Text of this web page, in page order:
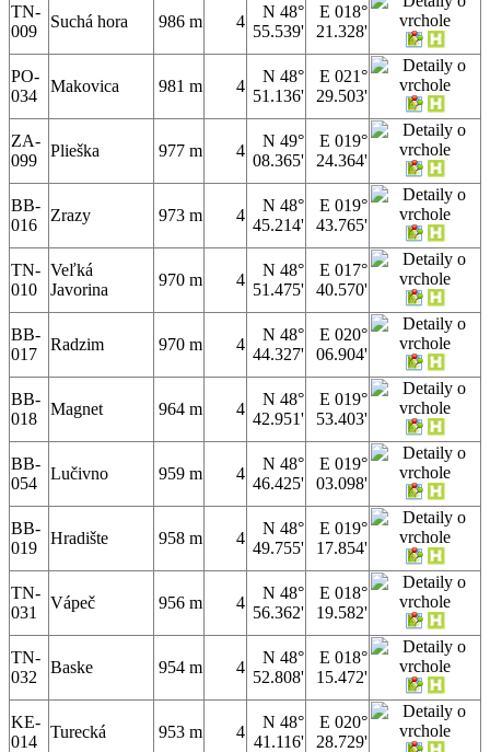
TN-
009
Suchá hora 986 m 4
N 48°
55.539'
E 018°
21.328'
PO-
034
Makovica 981 m 4
N 48°
51.136'
E 021°
29.503'
ZA-
099
Plieška 977 m 4
N 49°
08.365'
E 019°
24.364'
BB-
016
Zrazy 973 m 4
N 48°
45.214'
E 019°
43.765'
TN-
010
Veľká
Javorina
970 m 4
N 48°
51.475'
E 017°
40.570'
BB-
017
Radzim 970 m 4
N 48°
44.327'
E 020°
06.904'
BB-
018
Magnet 964 m 4
N 48°
42.951'
E 019°
53.403'
BB-
054
Lučivno 959 m 4
N 48°
46.425'
E 019°
03.098'
BB-
019
Hradište 958 m 4
N 48°
49.755'
E 019°
17.854'
TN-
031
Vápeč 956 m 4
N 48°
56.362'
E 018°
19.582'
TN-
032
Baske 954 m 4
N 48°
52.808'
E 018°
15.472'
KE-
014
Turecká 953 m 4
N 48°
41.116'
E 020°
28.729'